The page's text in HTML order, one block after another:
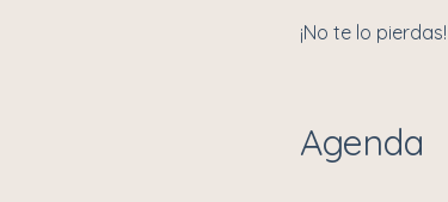
¡No te lo pierdas!
Agenda